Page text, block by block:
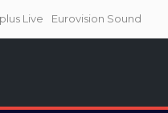
Live Eurovision Sound